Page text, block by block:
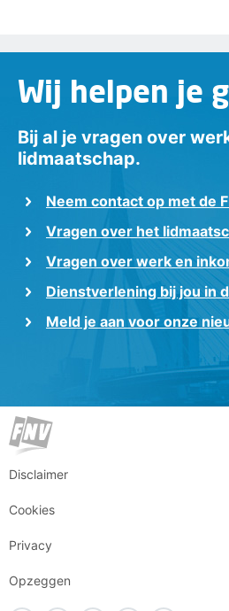
Wij helpen je
Bij al je vragen over
lidmaatschap.
Neem contact op met de
Vragen over het
Vragen over werk en
Dienstverlening bij jou in
Meld je aan voor onze
Disclaimer
Cookies
Privacy
Opzeggen